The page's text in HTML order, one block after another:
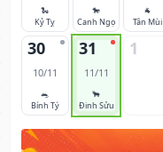
🐍
Kỷ Tỵ
🐎
Canh Ngọ
🐐
Tân Mùi
30
10/11
🐀
Bính Tý
31
11/11
🐂
Đinh Sửu
1